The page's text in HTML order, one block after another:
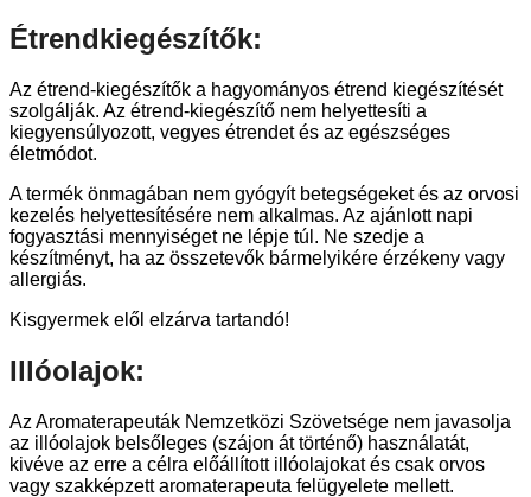
Étrendkiegészítők:
Az étrend-kiegészítők a hagyományos étrend kiegészítését
szolgálják. Az étrend-kiegészítő nem helyettesíti a
kiegyensúlyozott, vegyes étrendet és az egészséges
életmódot.
A termék önmagában nem gyógyít betegségeket és az orvosi
kezelés helyettesítésére nem alkalmas. Az ajánlott napi
fogyasztási mennyiséget ne lépje túl. Ne szedje a
készítményt, ha az összetevők bármelyikére érzékeny vagy
allergiás.
Kisgyermek elől elzárva tartandó!
Illóolajok:
Az Aromaterapeuták Nemzetközi Szövetsége nem javasolja
az illóolajok belsőleges (szájon át történő) használatát,
kivéve az erre a célra előállított illóolajokat és csak orvos
vagy szakképzett aromaterapeuta felügyelete mellett.